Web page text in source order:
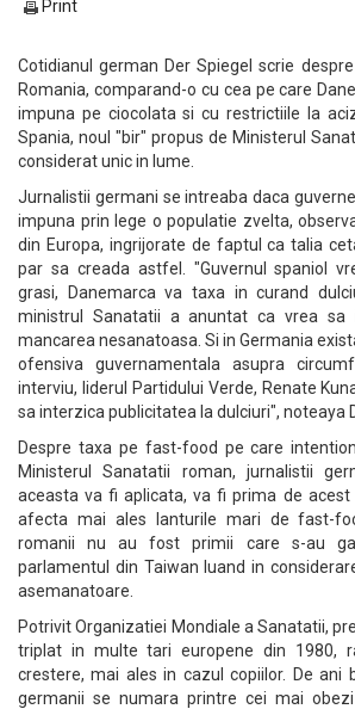
Print
Cotidianul german Der Spiegel scrie
Romania, comparand-o cu cea pe care
impuna pe ciocolata si cu restrictiile la
Spania, noul "bir" propus de Ministerul
considerat unic in lume.
Jurnalistii germani se intreaba daca
impuna prin lege o populatie zvelta,
din Europa, ingrijorate de faptul ca talia
par sa creada astfel. "Guvernul spaniol
grasi, Danemarca va taxa in curand
ministrul Sanatatii a anuntat ca vrea sa
mancarea nesanatoasa. Si in Germania
ofensiva guvernamentala asupra
interviu, liderul Partidului Verde, Renate
sa interzica publicitatea la dulciuri", noteaya
Despre taxa pe fast-food pe care
Ministerul Sanatatii roman, jurnalistii
aceasta va fi aplicata, va fi prima de
afecta mai ales lanturile mari de fast-
romanii nu au fost primii care s-au
parlamentul din Taiwan luand in
asemanatoare.
Potrivit Organizatiei Mondiale a Sanatatii,
triplat in multe tari europene din 1980,
crestere, mai ales in cazul copiilor. De ani
germanii se numara printre cei mai